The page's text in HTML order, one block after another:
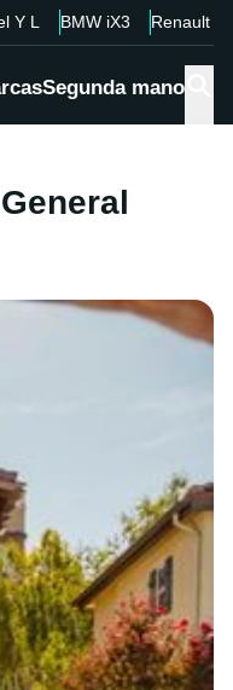
Y L BMW iX3 Renault
Segunda mano